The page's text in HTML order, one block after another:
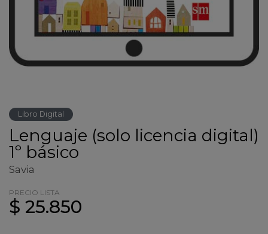
Libro Digital
Lenguaje (solo licencia digital)
1º básico
Savia
PRECIO LISTA
$ 25.850